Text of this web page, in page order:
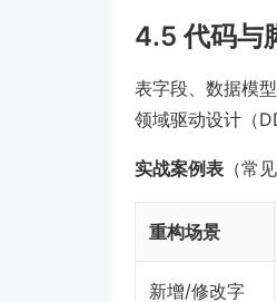
4.5 代码与
表字段、数据模
领域驱动设计（
实战案例表 （常
重构场景
新增/修改字